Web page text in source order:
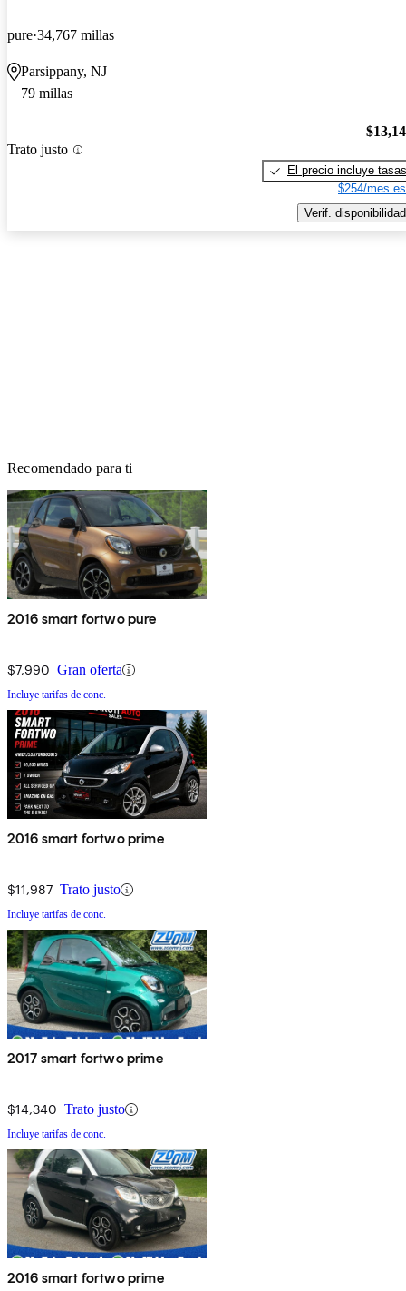
pure 34,767 millas
Parsippany, NJ
79 millas
Trato justo
El precio incluye tasas
$254/mes
Verif. disponibilidad
Recomendado para ti
2016 smart fortwo pure
$7,990 Gran oferta
Incluye tarifas de conc.
2016 smart fortwo prime
$11,987 Trato justo
Incluye tarifas de conc.
2017 smart fortwo prime
$14,340 Trato justo
Incluye tarifas de conc.
2016 smart fortwo prime